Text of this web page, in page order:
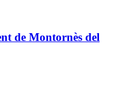
de Montornès del